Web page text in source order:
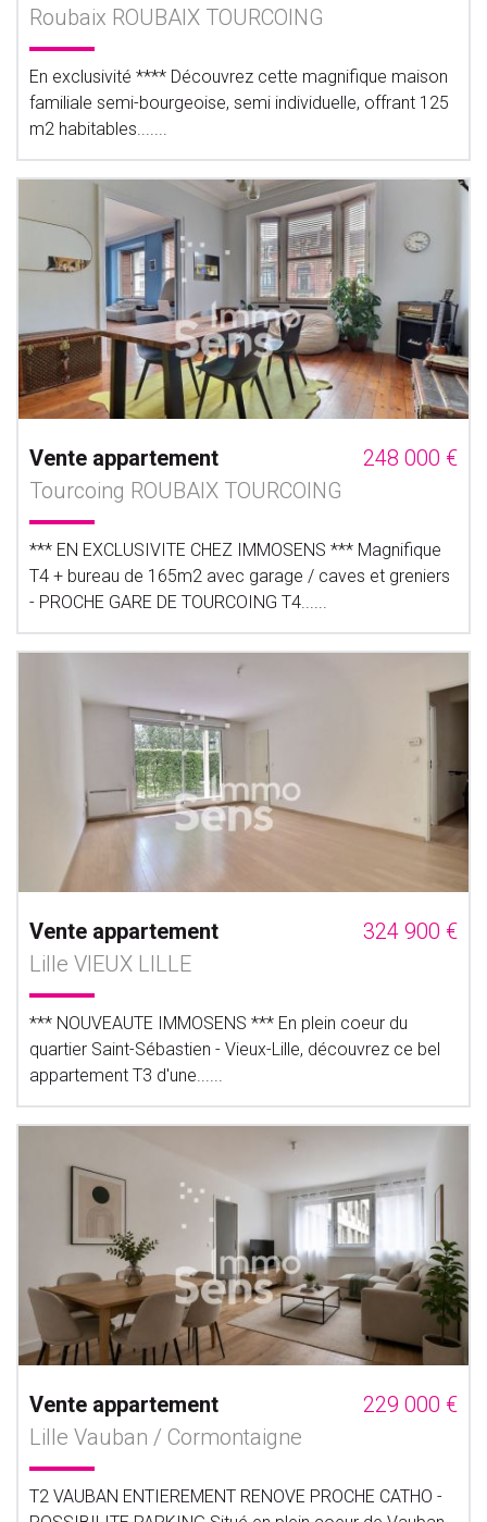
Roubaix ROUBAIX TOURCOING
En exclusivité **** Découvrez cette magnifique maison
familiale semi-bourgeoise, semi individuelle, offrant 125
m2 habitables.......
Vente appartement
248 000 €
Tourcoing ROUBAIX TOURCOING
*** EN EXCLUSIVITE CHEZ IMMOSENS *** Magnifique
T4 + bureau de 165m2 avec garage / caves et greniers
- PROCHE GARE DE TOURCOING T4......
Vente appartement
324 900 €
Lille VIEUX LILLE
*** NOUVEAUTE IMMOSENS *** En plein coeur du
quartier Saint-Sébastien - Vieux-Lille, découvrez ce bel
appartement T3 d'une......
Vente appartement
229 000 €
Lille Vauban / Cormontaigne
T2 VAUBAN ENTIEREMENT RENOVE PROCHE CATHO -